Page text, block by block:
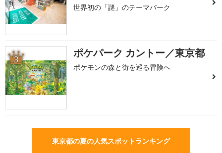
世界初の「謎」のテーマパーク
3 ポケパーク カントー／東京都
ポケモンの森と街を巡る冒険へ
東京都の夏の人気スポットランキング